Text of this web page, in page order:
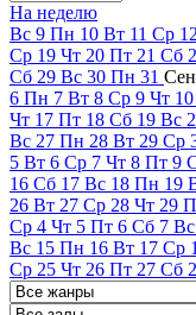
На неделю
Вс 9 Пн 10 Вт 11 Ср 12
Ср 19 Чт 20 Пт 21 Сб
Сб 29 Вс 30 Пн 31
6 Пн 7 Вт 8 Ср 9 Чт 10
Чт 17 Пт 18 Сб 19 Вс
Вс 27 Пн 28 Вт 29 Ср
5 Вт 6 Ср 7 Чт 8 Пт 9
16 Сб 17 Вс 18 Пн 19
26 Вт 27 Ср 28 Чт 29
Ср 4 Чт 5 Пт 6 Сб 7 Вс
Вс 15 Пн 16 Вт 17 Ср
Ср 25 Чт 26 Пт 27 Сб